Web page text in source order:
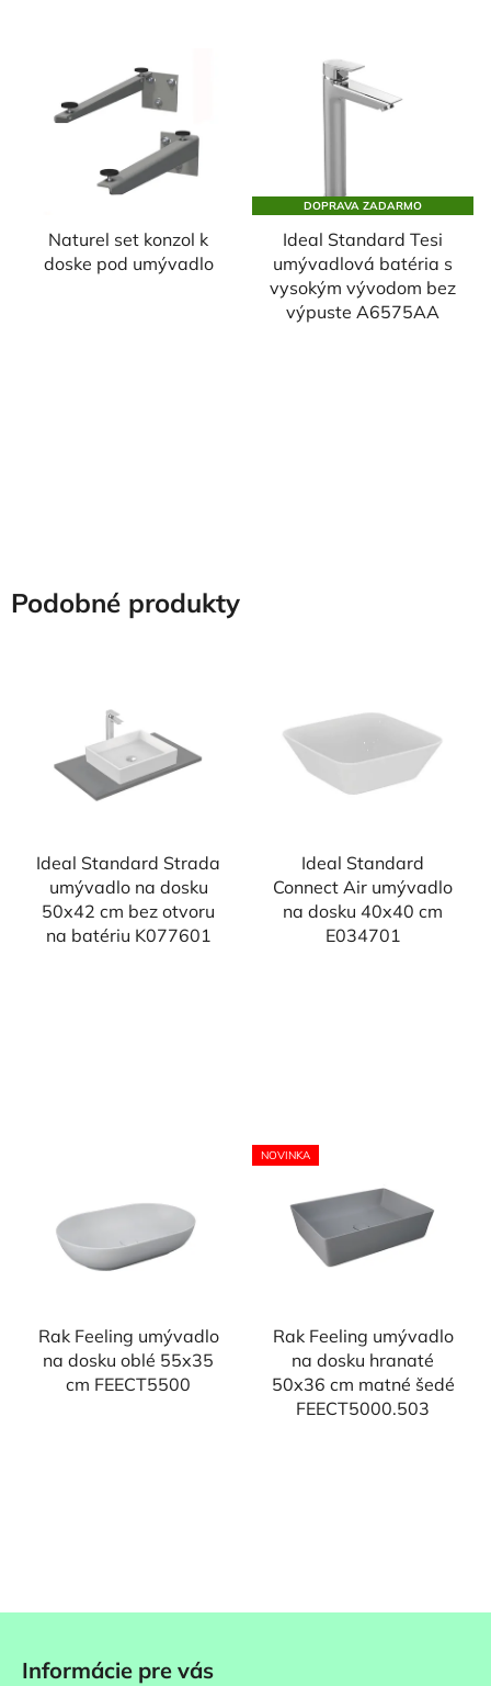
Naturel set konzol k
doske pod umývadlo
DOPRAVA ZADARMO
Ideal Standard Tesi
umývadlová batéria s
vysokým vývodom bez
výpuste A6575AA
Podobné produkty
Ideal Standard Strada
umývadlo na dosku
50x42 cm bez otvoru
na batériu K077601
Ideal Standard
Connect Air umývadlo
na dosku 40x40 cm
E034701
Rak Feeling umývadlo
na dosku oblé 55x35
cm FEECT5500
NOVINKA
Rak Feeling umývadlo
na dosku hranaté
50x36 cm matné šedé
FEECT5000.503
Informácie pre vás